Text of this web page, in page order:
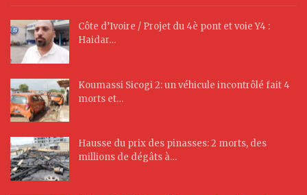
Côte d’Ivoire / Projet du 4è pont et voie Y4 :
Haidar…
Koumassi Sicogi 2: un véhicule incontrôlé fait 4
morts et…
Hausse du prix des pinasses: 2 morts, des
millions de dégâts à…